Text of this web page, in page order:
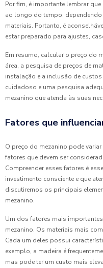
Por fim, é importante lembrar
ao longo do tempo,
materiais. Portanto, é
estar preparado para ajustes,
Em resumo, calcular o preço do
área, a pesquisa de preços de
instalação e a inclusão de
cuidadoso e uma pesquisa
mezanino que atenda às suas
Fatores que
O preço do mezanino pode
fatores que devem ser
Compreender esses fatores é
investimento consciente e que
discutiremos os principais
mezanino.
Um dos fatores mais
mezanino. Os materiais mais
Cada um deles possui
exemplo, a madeira é
mas pode ter um custo mais